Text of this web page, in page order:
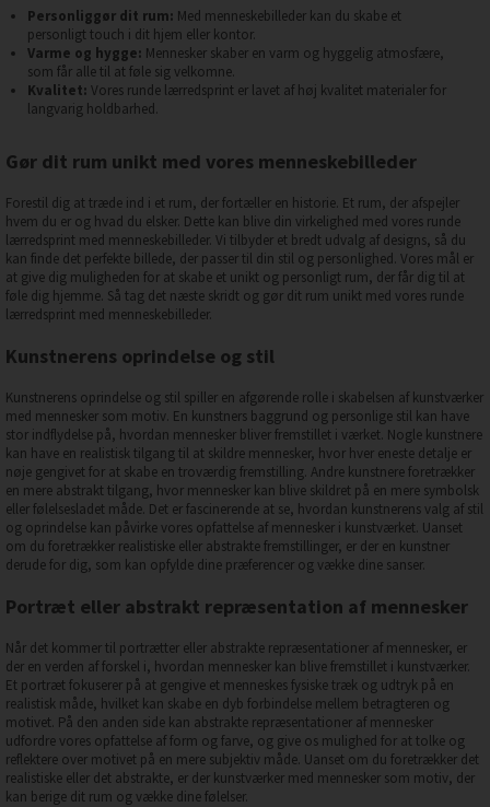
Personliggør dit rum: Med menneskebilleder kan du skabe et
personligt touch i dit hjem eller kontor.
Varme og hygge: Mennesker skaber en varm og hyggelig atmosfære,
som får alle til at føle sig velkomne.
Kvalitet: Vores runde lærredsprint er lavet af høj kvalitet materialer for
langvarig holdbarhed.
Gør dit rum unikt med vores menneskebilleder
Forestil dig at træde ind i et rum, der fortæller en historie. Et rum, der afspejler
hvem du er og hvad du elsker. Dette kan blive din virkelighed med vores runde
lærredsprint med menneskebilleder. Vi tilbyder et bredt udvalg af designs, så du
kan finde det perfekte billede, der passer til din stil og personlighed. Vores mål er
at give dig muligheden for at skabe et unikt og personligt rum, der får dig til at
føle dig hjemme. Så tag det næste skridt og gør dit rum unikt med vores runde
lærredsprint med menneskebilleder.
Kunstnerens oprindelse og stil
Kunstnerens oprindelse og stil spiller en afgørende rolle i skabelsen af kunstværker
med mennesker som motiv. En kunstners baggrund og personlige stil kan have
stor indflydelse på, hvordan mennesker bliver fremstillet i værket. Nogle kunstnere
kan have en realistisk tilgang til at skildre mennesker, hvor hver eneste detalje er
nøje gengivet for at skabe en troværdig fremstilling. Andre kunstnere foretrækker
en mere abstrakt tilgang, hvor mennesker kan blive skildret på en mere symbolsk
eller følelsesladet måde. Det er fascinerende at se, hvordan kunstnerens valg af stil
og oprindelse kan påvirke vores opfattelse af mennesker i kunstværket. Uanset
om du foretrækker realistiske eller abstrakte fremstillinger, er der en kunstner
derude for dig, som kan opfylde dine præferencer og vække dine sanser.
Portræt eller abstrakt repræsentation af mennesker
Når det kommer til portrætter eller abstrakte repræsentationer af mennesker, er
der en verden af forskel i, hvordan mennesker kan blive fremstillet i kunstværker.
Et portræt fokuserer på at gengive et menneskes fysiske træk og udtryk på en
realistisk måde, hvilket kan skabe en dyb forbindelse mellem betragteren og
motivet. På den anden side kan abstrakte repræsentationer af mennesker
udfordre vores opfattelse af form og farve, og give os mulighed for at tolke og
reflektere over motivet på en mere subjektiv måde. Uanset om du foretrækker det
realistiske eller det abstrakte, er der kunstværker med mennesker som motiv, der
kan berige dit rum og vække dine følelser.